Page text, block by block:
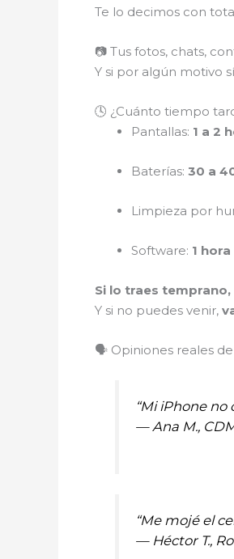
Te lo decimos con
📷 Tus fotos, chats,
Y si por algún motivo
🕓 ¿Cuánto tiempo
Pantallas: 1 a 2
Baterías: 30 a
Limpieza por
Software: 1
Si lo traes
Y si no puedes venir,
🗣️ Opiniones reales
“Mi iPhone
— Ana M.,
“Me mojé el
— Héctor T.,